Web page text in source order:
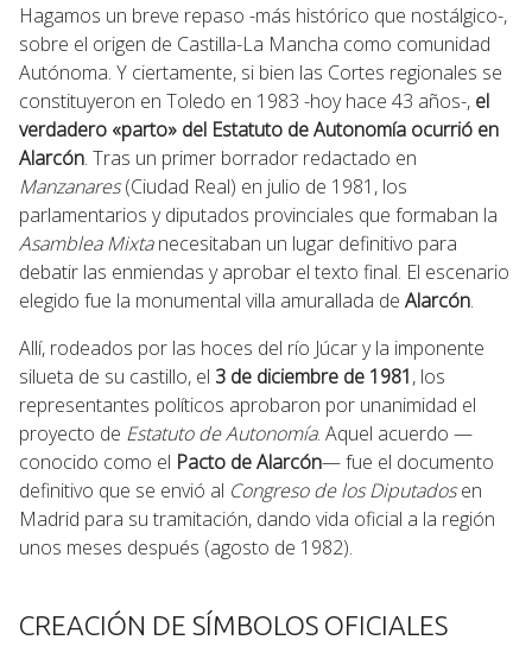
Hagamos un breve repaso -más histórico que nostálgico-,
sobre el origen de Castilla-La Mancha como comunidad
Autónoma. Y ciertamente, si bien las Cortes regionales se
constituyeron en Toledo en 1983 -hoy hace 43 años-, el
verdadero «parto» del Estatuto de Autonomía ocurrió en
Alarcón. Tras un primer borrador redactado en
Manzanares(Ciudad Real) en julio de 1981, los
parlamentarios y diputados provinciales que formaban la
Asamblea Mixtanecesitaban un lugar definitivo para
debatir las enmiendas y aprobar el texto final. El escenario
elegido fue la monumental villa amurallada de Alarcón.
Allí, rodeados por las hoces del río Júcar y la imponente
silueta de su castillo, el 3 de diciembre de 1981, los
representantes políticos aprobaron por unanimidad el
proyecto de Estatuto de Autonomía. Aquel acuerdo —
conocido como el Pacto de Alarcón— fue el documento
definitivo que se envió al Congreso de los Diputadosen
Madrid para su tramitación, dando vida oficial a la región
unos meses después (agosto de 1982).
CREACIÓN DE SÍMBOLOS OFICIALES